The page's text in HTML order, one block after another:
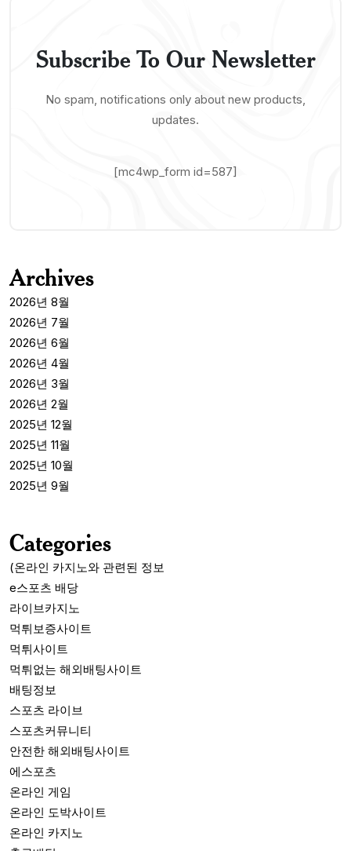
Subscribe To Our Newsletter
No spam, notifications only about new products,
updates.
[mc4wp_form id=587]
Archives
2026년 8월
2026년 7월
2026년 6월
2026년 4월
2026년 3월
2026년 2월
2025년 12월
2025년 11월
2025년 10월
2025년 9월
Categories
(온라인 카지노와 관련된 정보
e스포츠 배당
라이브카지노
먹튀보증사이트
먹튀사이트
먹튀없는 해외배팅사이트
배팅정보
스포츠 라이브
스포츠커뮤니티
안전한 해외배팅사이트
에스포츠
온라인 게임
온라인 도박사이트
온라인 카지노